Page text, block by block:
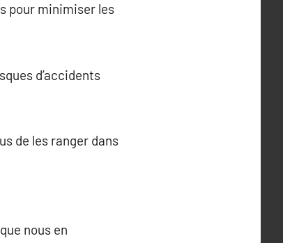
pour minimiser les
d’accidents
de les ranger dans
nous en